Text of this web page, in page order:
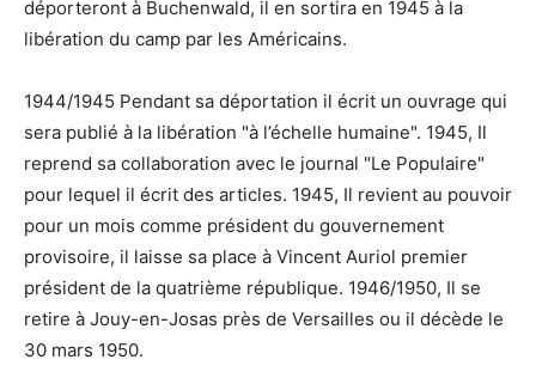
déporteront à Buchenwald, il en sortira en 1945 à la
libération du camp par les Américains.
1944/1945 Pendant sa déportation il écrit un ouvrage qui
sera publié à la libération "à l’échelle humaine". 1945, Il
reprend sa collaboration avec le journal "Le Populaire"
pour lequel il écrit des articles. 1945, Il revient au pouvoir
pour un mois comme président du gouvernement
provisoire, il laisse sa place à Vincent Auriol premier
président de la quatrième république. 1946/1950, Il se
retire à Jouy-en-Josas près de Versailles ou il décède le
30 mars 1950.